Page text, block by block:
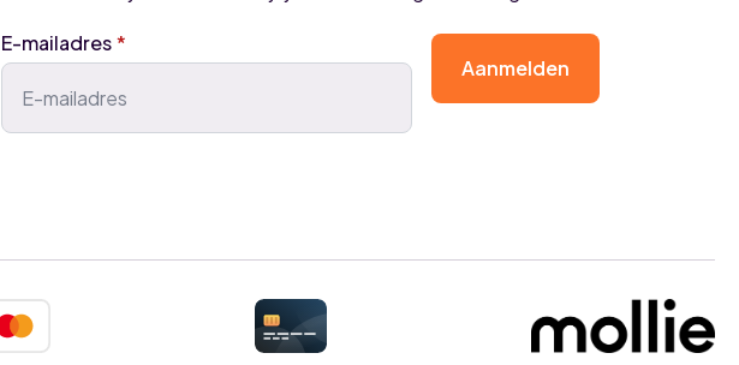
E-mailadres *
Aanmelden